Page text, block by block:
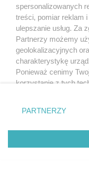
Żaden utwór zamieszczony
rozpowszechniany lub dalej
tym także elektroniczny lub
eksploatacji w jakiejkolwiek
bez pisemnej zgody
wykorzystanie utworów w
bez właściwej zgody, jest
prawnie.
spersonalizowanych
treści, pomiar reklam
ulepszanie usług. Za
Partnerzy możemy
geolokalizacyjnych
charakterystykę
Ponieważ cenimy
korzystanie z tych
zmienić/wycofać
znajdujący się w
rodzaje
użytkownika, ale
przetwarzaniu.
PARTNERZY